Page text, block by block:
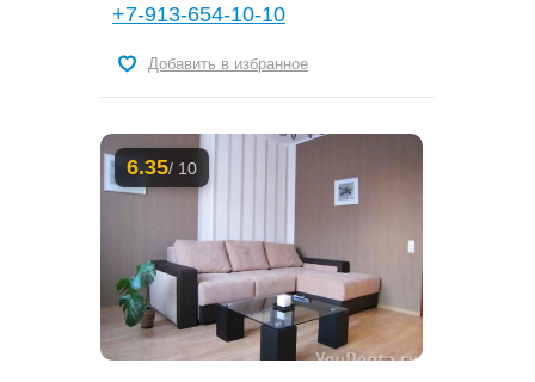
+7-913-654-10-10
Добавить в избранное
6.35/ 10